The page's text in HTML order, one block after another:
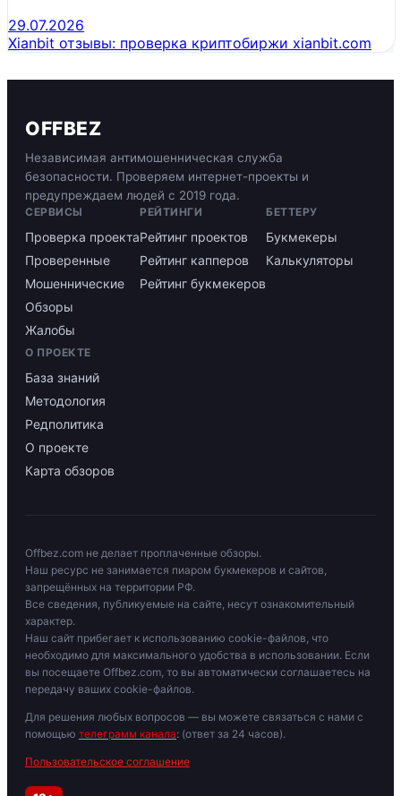
29.07.2026
Xianbit отзывы: проверка криптобиржи xianbit.com
OFFBEZ
Независимая антимошенническая служба
безопасности. Проверяем интернет-проекты и
предупреждаем людей с 2019 года.
СЕРВИСЫ
Проверка проекта
Проверенные
Мошеннические
Обзоры
Жалобы
РЕЙТИНГИ
Рейтинг проектов
Рейтинг капперов
Рейтинг букмекеров
БЕТТЕРУ
Букмекеры
Калькуляторы
О ПРОЕКТЕ
База знаний
Методология
Редполитика
О проекте
Карта обзоров
Offbez.com не делает проплаченные обзоры.
Наш ресурс не занимается пиаром букмекеров и сайтов,
запрещённых на территории РФ.
Все сведения, публикуемые на сайте, несут ознакомительный
характер.
Наш сайт прибегает к использованию cookie-файлов, что
необходимо для максимального удобства в использовании. Если
вы посещаете Offbez.com, то вы автоматически соглашаетесь на
передачу ваших cookie-файлов.
Для решения любых вопросов — вы можете связаться с нами с
помощью телеграмм канала: (ответ за 24 часов).
Пользовательское соглашение